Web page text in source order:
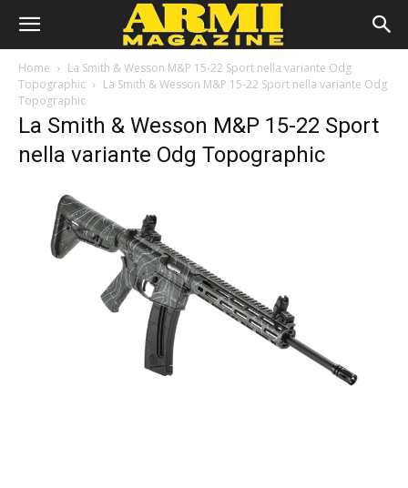
Home
La Smith & Wesson M&P 15-22 Sport nella variante Odg
Topographic
La Smith & Wesson M&P 15-22 Sport nella variante Odg
Topographic
La Smith & Wesson M&P 15-22 Sport
nella variante Odg Topographic